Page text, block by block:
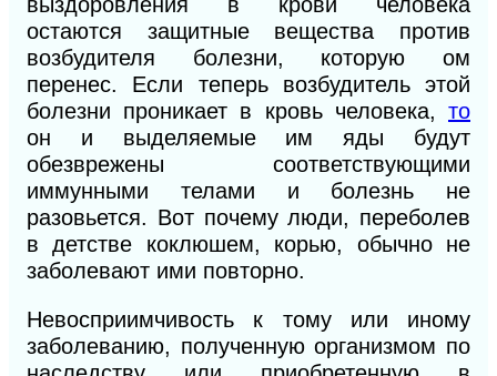
остаются защитные вещества против
возбудителя болезни, которую ом
перенес. Если теперь возбудитель этой
болезни проникает в кровь человека, то
он и выделяемые им яды будут
обезврежены соответствующими
иммунными телами и болезнь не
разовьется. Вот почему люди, переболев
в детстве коклюшем, корью, обычно не
заболевают ими повторно.
Невосприимчивость к тому или иному
заболеванию, полученную организмом по